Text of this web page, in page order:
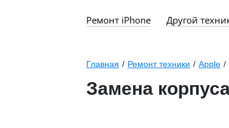
Ремонт iPhone Другой
Главная / Ремонт техники / Apple /
Замена